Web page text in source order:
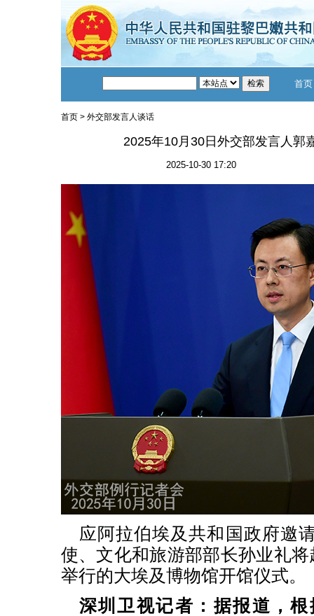
首页
首页> 外交部发言人谈话
2025年10月30日外交部发言人郭
2025-10-30 17:20
应阿拉伯埃及共和国政府邀
使、文化和旅游部部长孙业礼
举行的大埃及博物馆开馆仪式。
深圳卫视记者：据报道，